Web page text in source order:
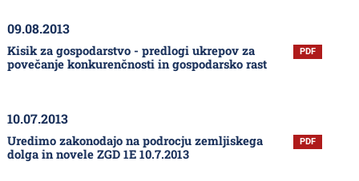
09.08.2013
Kisik za gospodarstvo - predlogi ukrepov za
povečanje konkurenčnosti in gospodarsko rast
PDF
10.07.2013
Uredimo zakonodajo na podrocju zemljiskega
dolga in novele ZGD 1E 10.7.2013
PDF